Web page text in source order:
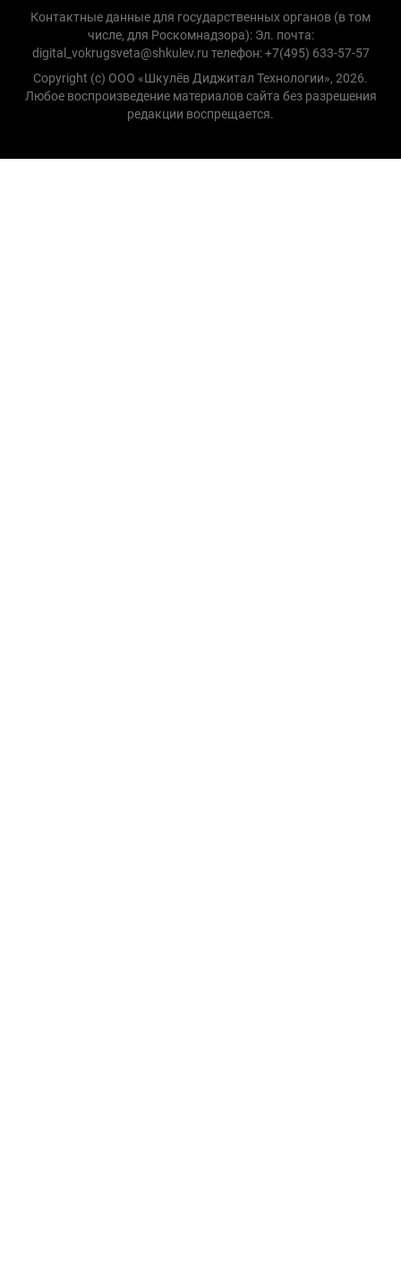
Контактные данные для государственных органов (в том
числе, для Роскомнадзора): Эл. почта:
digital_vokrugsveta@shkulev.ru телефон: +7(495) 633-57-57
Copyright (с) ООО «Шкулёв Диджитал Технологии», 2026.
Любое воспроизведение материалов сайта без разрешения
редакции воспрещается.